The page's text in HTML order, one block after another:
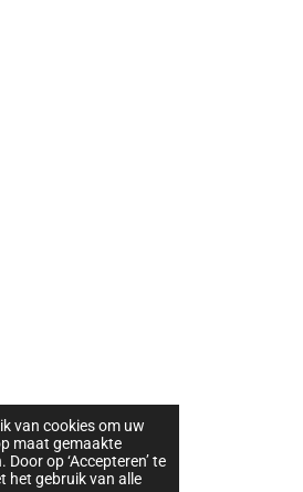
van cookies om uw
maat gemaakte
op ‘Accepteren’ te
het gebruik van alle